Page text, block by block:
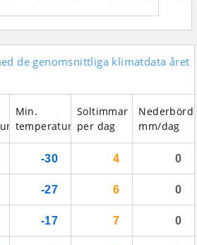
de genomsnittliga klimatdata året
Min.
temperatur
Soltimmar
per dag
Nederbörd
mm/dag
-30 4 0
-27 6 0
-17 7 0